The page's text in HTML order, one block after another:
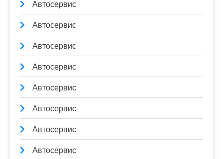
Автосервис
Автосервис
Автосервис
Автосервис
Автосервис
Автосервис
Автосервис
Автосервис